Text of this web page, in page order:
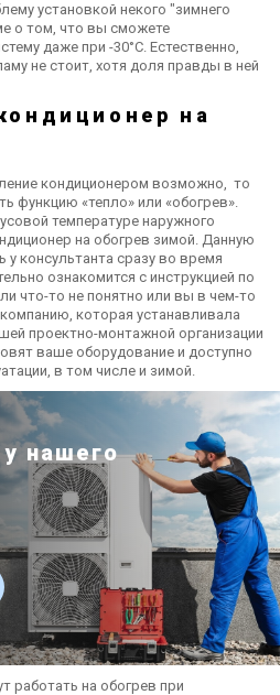
установкой некого "зимнего
о том, что вы сможете
даже при -30°С. Естественно,
не стоит, хотя доля правды в ней
на
кондиционером возможно, то
функцию «тепло» или «обогрев».
температуре наружного
на обогрев зимой. Данную
консультанта сразу во время
ознакомится с инструкцией по
что-то не понятно или вы в чем-то
которая устанавливала
проектно-монтажной организации
ваше оборудование и доступно
в том числе и зимой.
у нашего
работать на обогрев при